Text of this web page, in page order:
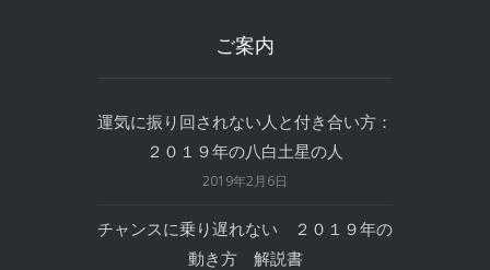
ご案内
運気に振り回されない人と付き合い方：
２０１９年の八白土星の人
2019年2月6日
チャンスに乗り遅れない ２０１９年の
動き方 解説書